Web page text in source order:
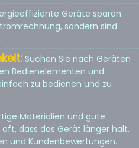
Geräte sparen
sondern sind
Suchen Sie nach Geräten
Bedienelementen und
zu bedienen und zu
Materialien und gute
dass das Gerät länger hält.
und Kundenbewertungen.